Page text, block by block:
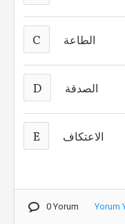
C الطاعة
D الصدقة
E الاعتكاف
0 Yorum Yorum